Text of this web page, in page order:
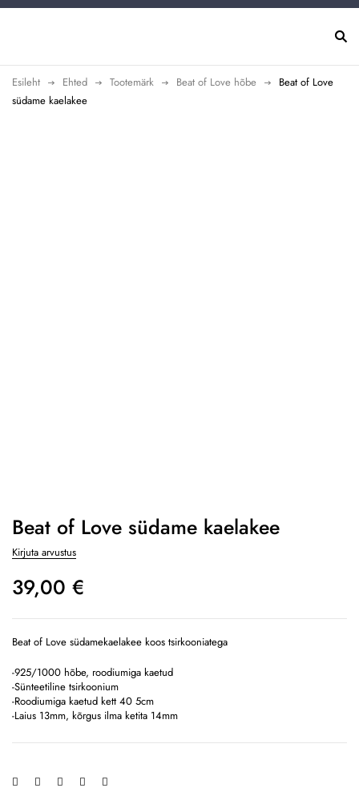
Esileht Ehted Tootemärk Beat of Love hõbe
Beat of Love
südame kaelakee
Beat of Love südame kaelakee
Kirjuta arvustus
39,00 €
Beat of Love südamekaelakee koos tsirkooniatega
-925/1000 hõbe, roodiumiga kaetud
-Sünteetiline tsirkoonium
-Roodiumiga kaetud kett 40 5cm
-Laius 13mm, kõrgus ilma ketita 14mm